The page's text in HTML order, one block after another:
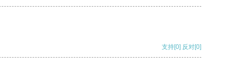
支持[0] 反对[0]